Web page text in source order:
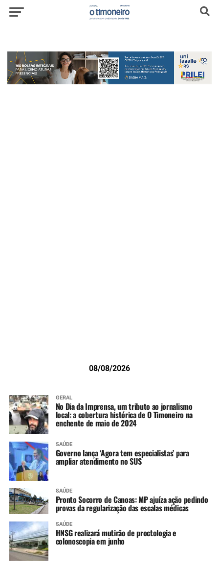
08/08/2026
GERAL
No Dia da Imprensa, um tributo ao jornalismo
local: a cobertura histórica de O Timoneiro na
enchente de maio de 2024
SAÚDE
Governo lança ‘Agora tem especialistas’ para
ampliar atendimento no SUS
SAÚDE
Pronto Socorro de Canoas: MP ajuíza ação pedindo
provas da regularização das escalas médicas
SAÚDE
HNSG realizará mutirão de proctologia e
colonoscopia em junho